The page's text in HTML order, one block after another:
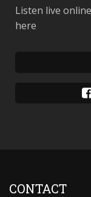
Listen live
here
CONTACT